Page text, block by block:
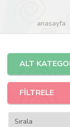
anasayfa
ALT
FİLTRELE